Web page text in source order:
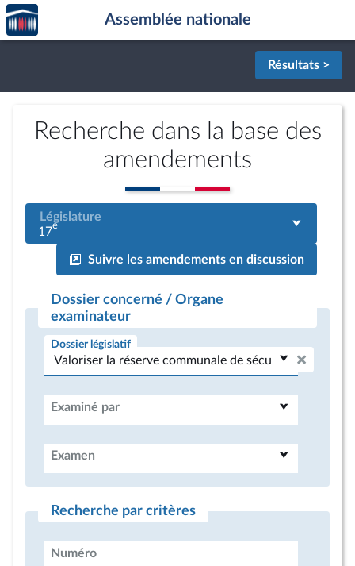
Aller au contenu
Aller en bas de la page
Accèder
à la
page
Assemblée nationale
Résultats >
Recherche dans la base des
amendements
Législature
17e
Suivre les amendements en discussion
Dossier concerné / Organe
examinateur
Dossier législatif
Examiné par
Examen
Recherche par critères
Numéro